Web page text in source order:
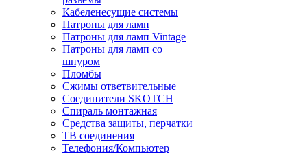
Кабеленесущие системы
Патроны для ламп
Патроны для ламп Vintage
Патроны для ламп со
шнуром
Пломбы
Сжимы ответвительные
Соединители SKOTCH
Спираль монтажная
Средства защиты, перчатки
ТВ соединения
Телефония/Компьютер